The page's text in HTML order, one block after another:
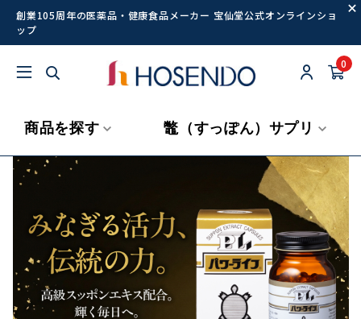
創業105周年の医薬品・健康食品メーカー 宝仙堂公式オンラインショ
ップ
0
商品を探す 鼈（すっぽん）サプリ